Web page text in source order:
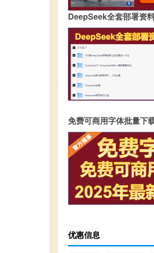
DeepSeek全套部署资
免费可商用字体批量下
优惠信息